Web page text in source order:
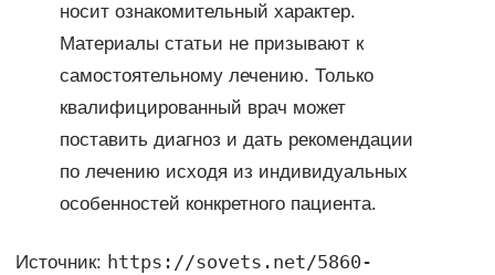
носит ознакомительный характер.
Материалы статьи не призывают к
самостоятельному лечению. Только
квалифицированный врач может
поставить диагноз и дать рекомендации
по лечению исходя из индивидуальных
особенностей конкретного пациента.
Источник: https://sovets.net/5860-